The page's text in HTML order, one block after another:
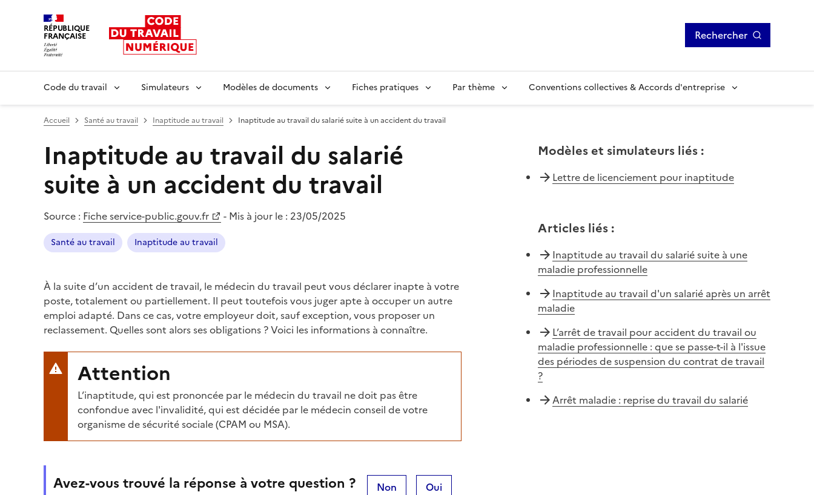
RÉPUBLIQUE
FRANÇAISE Rechercher
Code du travail Simulateurs Modèles de documents Fiches pratiques Par thème Conventions collectives & Accords d'entreprise
Accueil Santé au travail Inaptitude au travail Inaptitude au travail du salarié suite à un accident du travail
Inaptitude au travail du salarié
suite à un accident du travail
Source : Fiche service-public.gouv.fr - Mis à jour le : 23/05/2025
Santé au travail Inaptitude au travail
À la suite d’un accident de travail, le médecin du travail peut vous déclarer inapte à votre
poste, totalement ou partiellement. Il peut toutefois vous juger apte à occuper un autre
emploi adapté. Dans ce cas, votre employeur doit, sauf exception, vous proposer un
reclassement. Quelles sont alors ses obligations ? Voici les informations à connaître.
Attention
L’inaptitude, qui est prononcée par le médecin du travail ne doit pas être
confondue avec l'invalidité, qui est décidée par le médecin conseil de votre
organisme de sécurité sociale (CPAM ou MSA).
Avez-vous trouvé la réponse à votre question ? Non Oui
Modèles et simulateurs liés:
Lettre de licenciement pour inaptitude
Articles liés:
Inaptitude au travail du salarié suite à une
maladie professionnelle
Inaptitude au travail d'un salarié après un arrêt
maladie
L’arrêt de travail pour accident du travail ou
maladie professionnelle : que se passe-t-il à l'issue
des périodes de suspension du contrat de travail
?
Arrêt maladie : reprise du travail du salarié